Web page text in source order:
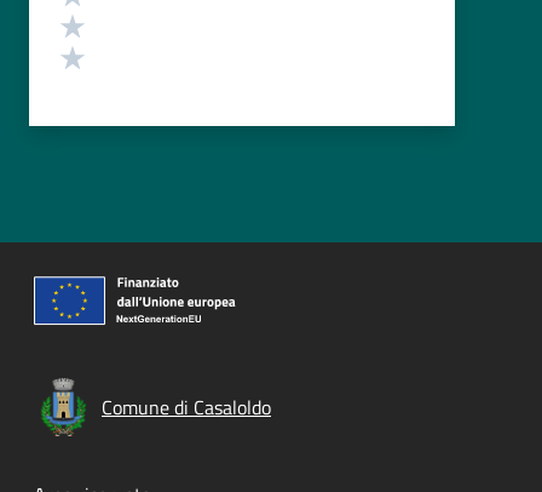
Comune di Casaloldo